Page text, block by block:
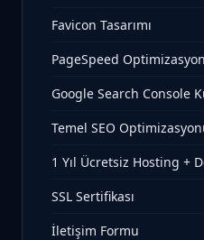
Favicon Tasarımı
PageSpeed
Google Search Console
Temel SEO
1 Yıl Ücretsiz Hosting +
SSL Sertifikası
İletişim Formu